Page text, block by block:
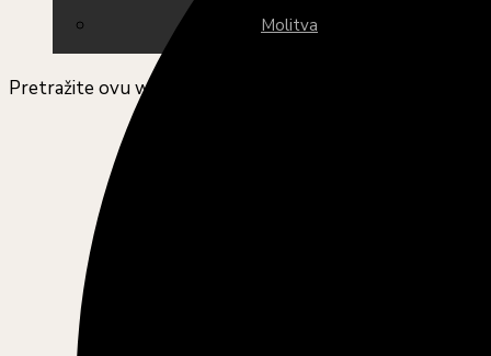
Molitva
Pretražite ovu web stranicu